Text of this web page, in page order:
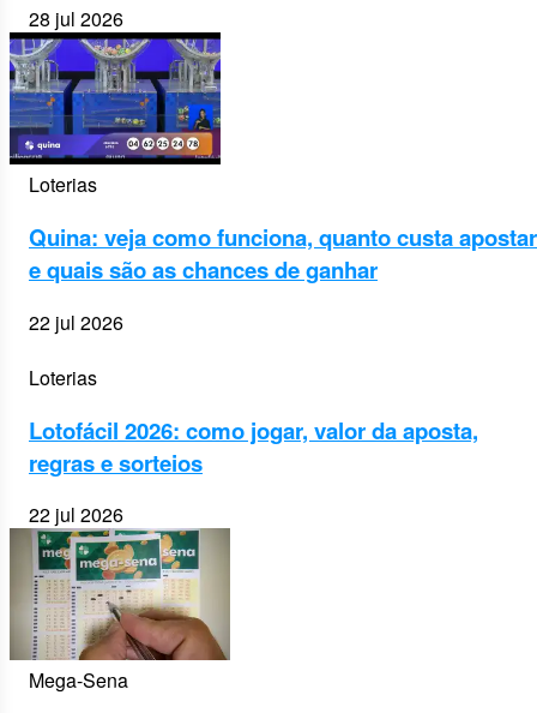
28 jul 2026
Loterias
Quina: veja como funciona, quanto custa apostar
e quais são as chances de ganhar
22 jul 2026
Loterias
Lotofácil 2026: como jogar, valor da aposta,
regras e sorteios
22 jul 2026
Mega-Sena